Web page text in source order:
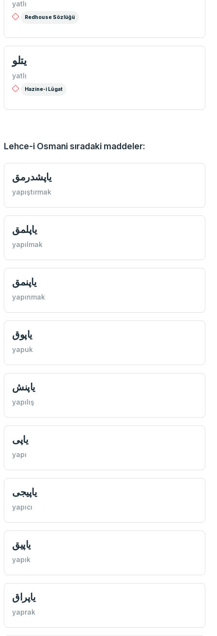
yatlı
Redhouse Sözlüğü
يتلو
yatlı
Hazine-i Lûgat
Lehce-i Osmani sıradaki maddeler:
یاپشدرمق
yapıştırmak
یاپلمق
yapılmak
یاپنمق
yapınmak
یاپوق
yapuk
یاپنش
yapılış
یاپی
yapı
یاپيجی
yapıcı
یاپيق
yapık
یاپراق
yaprak